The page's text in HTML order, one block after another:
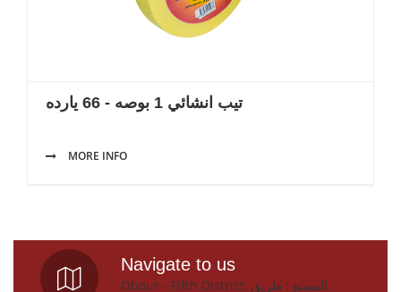
تيب انشائي 1 بوصه - 66 يارده
MORE INFO
Navigate to us
Obour - Fifth District, المصنع : طريق